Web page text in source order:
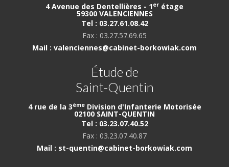
4 Avenue des Dentellières - 1er étage
59300 VALENCIENNES
Tel : 03.27.61.08.42
Fax : 03.27.57.69.65
Mail : valenciennes@cabinet-borkowiak.com
Étude de
Saint-Quentin
4 rue de la 3èmeDivision d'Infanterie Motorisée
02100 SAINT-QUENTIN
Tel : 03.23.07.40.52
Fax : 03.23.07.40.87
Mail : st-quentin@cabinet-borkowiak.com